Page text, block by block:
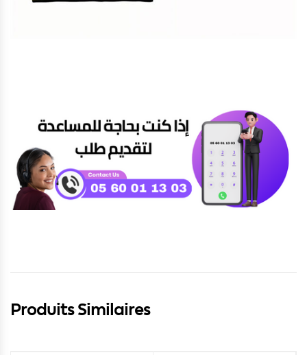
Produits Similaires